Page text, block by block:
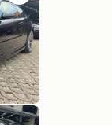
Bewaren
in
Mijn
Favorieten